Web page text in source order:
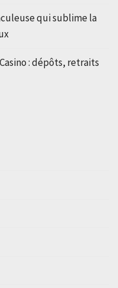
qui sublime la
: dépôts, retraits